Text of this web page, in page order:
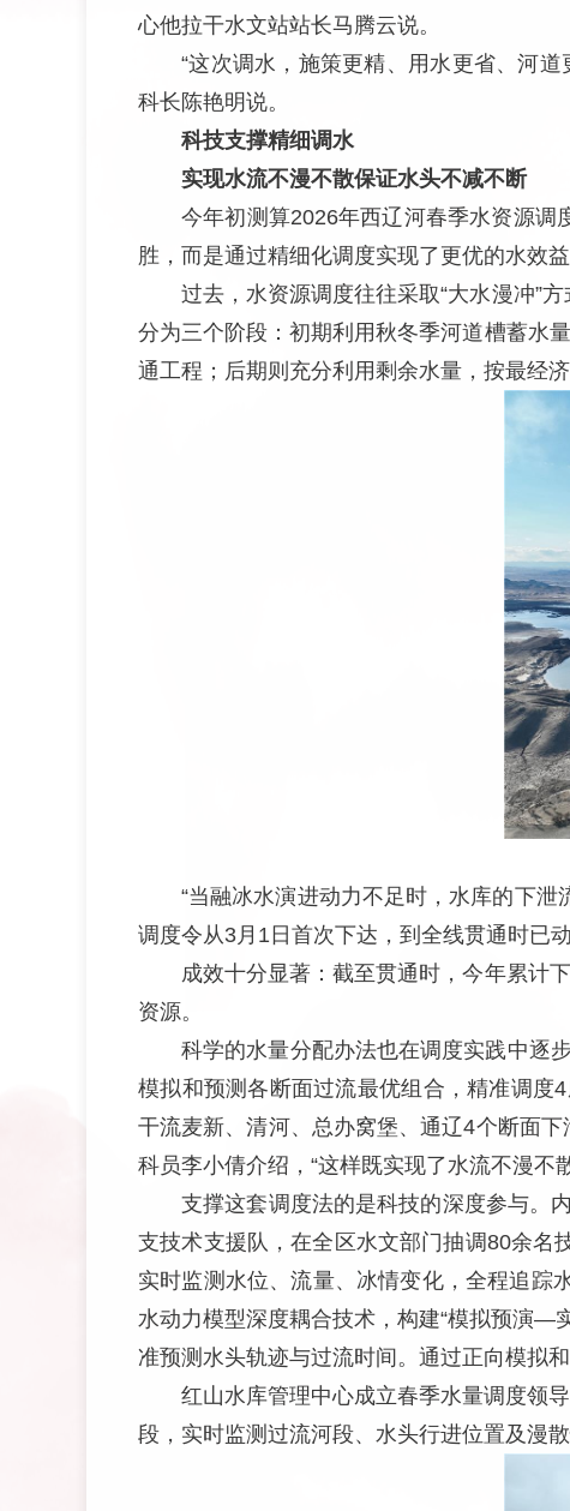
心他拉干水文站站长马腾云说。
“这次调水，施策更精、用水更省、河
科长陈艳明说。
科技支撑精细调水
实现水流不漫不散保证水头不减不断
今年初测算2026年西辽河春季水资源调
胜，而是通过精细化调度实现了更优的水效益
过去，水资源调度往往采取“大水漫冲”
分为三个阶段：初期利用秋冬季河道槽蓄水
通工程；后期则充分利用剩余水量，按最经
“当融冰水演进动力不足时，水库的下泄
调度令从3月1日首次下达，到全线贯通时已
成效十分显著：截至贯通时，今年累计
资源。
科学的水量分配办法也在调度实践中逐
模拟和预测各断面过流最优组合，精准调度
干流麦新、清河、总办窝堡、通辽4个断面
科员李小倩介绍，“这样既实现了水流不漫不
支撑这套调度法的是科技的深度参与。
支技术支援队，在全区水文部门抽调80余名
实时监测水位、流量、冰情变化，全程追踪
水动力模型深度耦合技术，构建“模拟预演
准预测水头轨迹与过流时间。通过正向模拟
红山水库管理中心成立春季水量调度领
段，实时监测过流河段、水头行进位置及漫散